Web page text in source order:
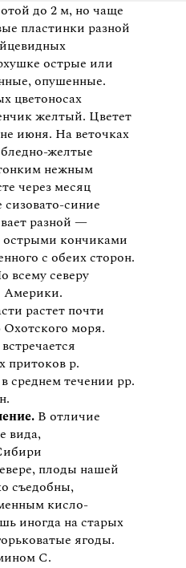
до 2 м, но чаще
пластинки разной
острые или
опушенные.
цветоносах
желтый. Цветет
июня. На веточках
желтые
нежным
через месяц
синие
разной —
острыми кончиками
с обеих сторон.
всему северу
Америки.
растет почти
моря.
притоков р.
среднем течении рр.
В отличие
вида,
плоды нашей
съедобны,
кисло-
иногда на старых
ягоды.
С.